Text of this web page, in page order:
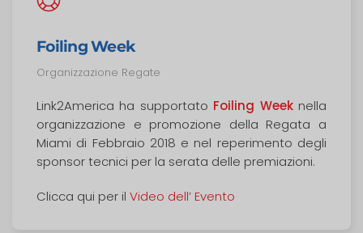
Foiling Week
Organizzazione Regate
Link2America ha supportato Foiling Weeknella
organizzazione e promozione della Regata a
Miami di Febbraio 2018 e nel reperimento degli
sponsor tecnici per la serata delle premiazioni.
Clicca qui per il Video dell’ Evento